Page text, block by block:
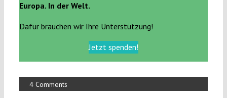
Europa. In der Welt.
Dafür brauchen wir Ihre Unterstützung!
Jetzt spenden!
4 Comments